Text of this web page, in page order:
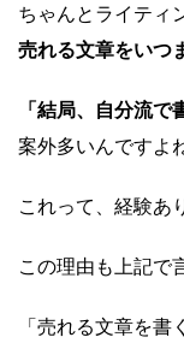
ちゃんとライティ
売れる文章をいつ
「結局、自分流で
案外多いんですよ
これって、経験あ
この理由も上記で
「売れる文章を書